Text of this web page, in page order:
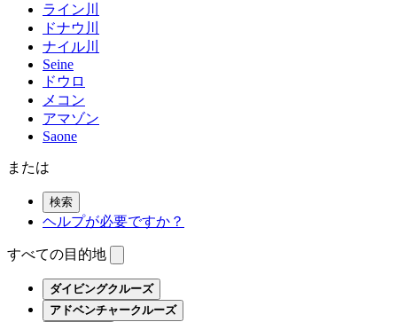
ライン川
ドナウ川
ナイル川
Seine
ドウロ
メコン
アマゾン
Saone
または
検索
ヘルプが必要ですか？
すべての目的地
ダイビングクルーズ
アドベンチャークルーズ